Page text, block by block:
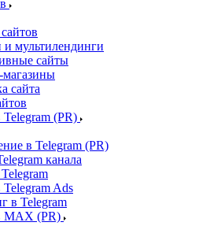
мультилендинги
сайты
сайта
(PR)
в Telegram (PR)
канала
Telegram Ads
в Telegram
MAX (PR)